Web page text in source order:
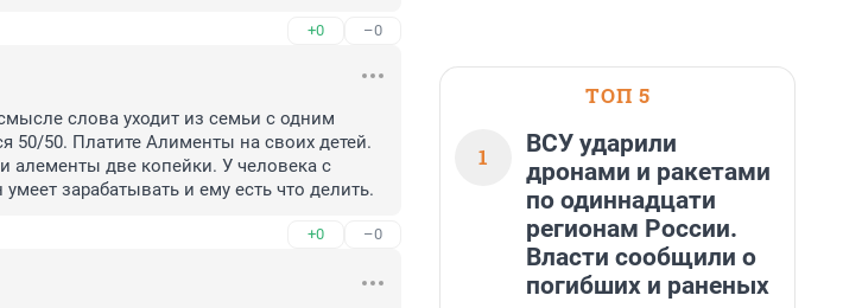
+0 –0
слова уходит из семьи с одним
50/50. Платите Алименты на своих детей.
алементы две копейки. У человека с
зарабатывать и ему есть что делить.
+0 –0
ТОП 5
1
ВСУ ударили
дронами и ракетами
по одиннадцати
регионам России.
Власти сообщили о
погибших и раненых